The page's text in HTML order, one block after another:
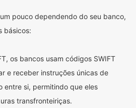
pouco dependendo do seu banco,
básicos:
os bancos usam códigos SWIFT
e receber instruções únicas de
entre si, permitindo que eles
transfronteiriças.